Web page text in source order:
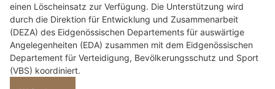
einen Löscheinsatz zur Verfügung. Die Unterstützung wird
durch die Direktion für Entwicklung und Zusammenarbeit
(DEZA) des Eidgenössischen Departements für auswärtige
Angelegenheiten (EDA) zusammen mit dem Eidgenössischen
Departement für Verteidigung, Bevölkerungsschutz und Sport
(VBS) koordiniert.